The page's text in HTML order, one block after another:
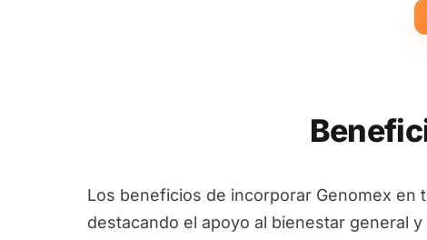
Los beneficios de incorporar Genomex en
destacando el apoyo al bienestar general y